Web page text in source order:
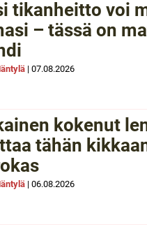
tikanheitto voi
– tässä on
| 07.08.2026
kokenut
tähän
| 06.08.2026